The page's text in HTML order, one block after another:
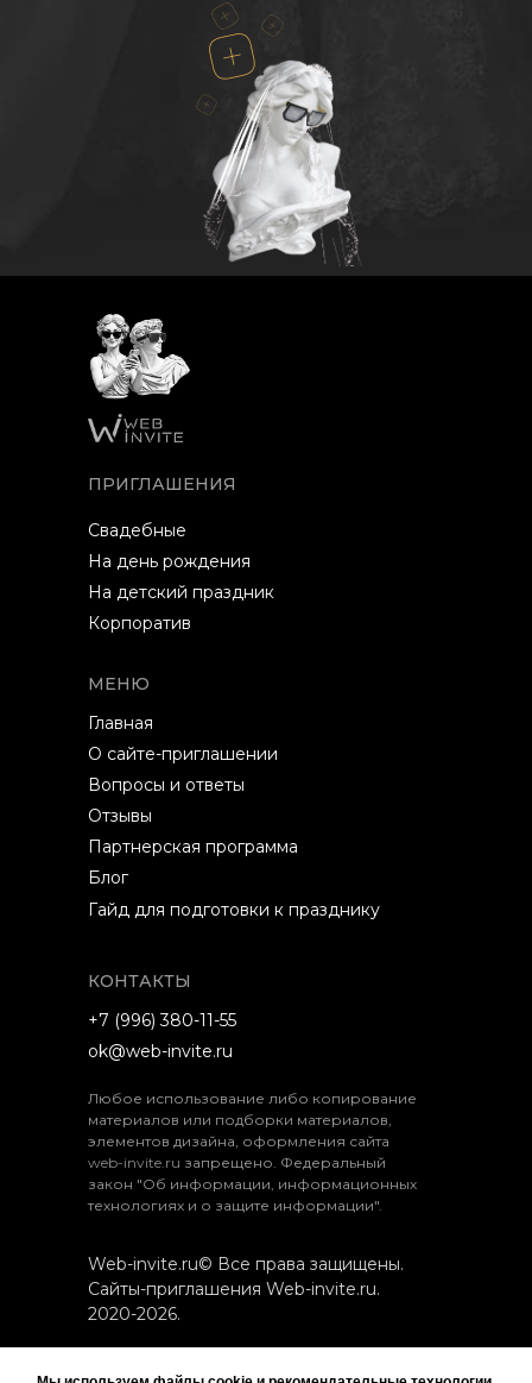
Любое использование либо копирование
материалов или подборки материалов,
элементов дизайна, оформления сайта
web-invite.ru запрещено. Федеральный
закон "Об информации, информационных
технологиях и о защите информации".
Web-invite.ru© Все права защищены.
Сайты-приглашения Web-invite.ru.
2020-2026.
+7 (996) 380-11-55
Главная
Свадебные
На день рождения
Корпоратив
О сайте-приглашении
Вопросы и ответы
Отзывы
Партнерская программа
Гайд для подготовки к празднику
Блог
ok@web-invite.ru
ПРИГЛАШЕНИЯ
МЕНЮ
КОНТАКТЫ
На детский праздник